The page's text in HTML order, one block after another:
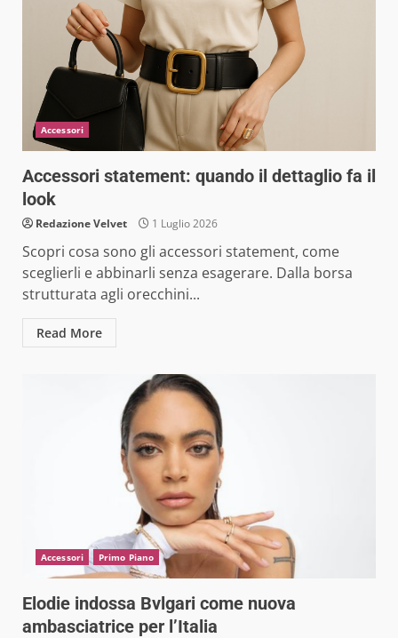
Accessori
Accessori statement: quando il dettaglio fa il
look
Redazione Velvet 1 Luglio 2026
Scopri cosa sono gli accessori statement, come
sceglierli e abbinarli senza esagerare. Dalla borsa
strutturata agli orecchini...
Read More
Accessori Primo Piano
Elodie indossa Bvlgari come nuova
ambasciatrice per l’Italia